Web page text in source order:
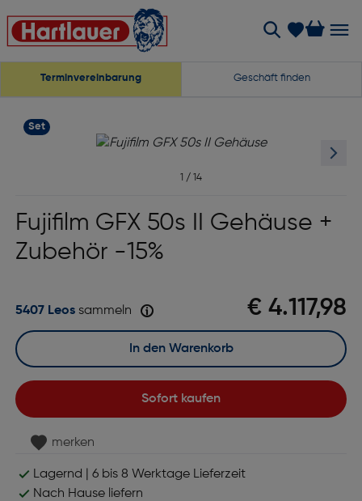
Terminvereinbarung Geschäft finden
Set
1 / 14
Fujifilm GFX 50s II Gehäuse +
Zubehör -15%
€ 4.117,98
5407 Leossammeln
Sofort kaufen
In den Warenkorb
merken
Lagernd | 6 bis 8 Werktage Lieferzeit
Nach Hause liefern